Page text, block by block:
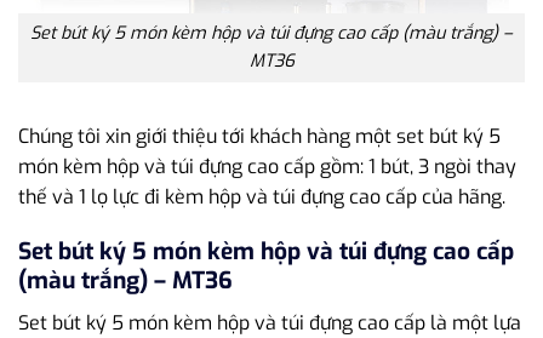
Set bút ký 5 món kèm hộp và túi đựng cao cấp (màu trắng) –
MT36
Chúng tôi xin giới thiệu tới khách hàng một set bút ký 5
món kèm hộp và túi đựng cao cấp gồm: 1 bút, 3 ngòi thay
thế và 1 lọ lực đi kèm hộp và túi đựng cao cấp của hãng.
Set bút ký 5 món kèm hộp và túi đựng cao cấp
(màu trắng) – MT36
Set bút ký 5 món kèm hộp và túi đựng cao cấp là một lựa